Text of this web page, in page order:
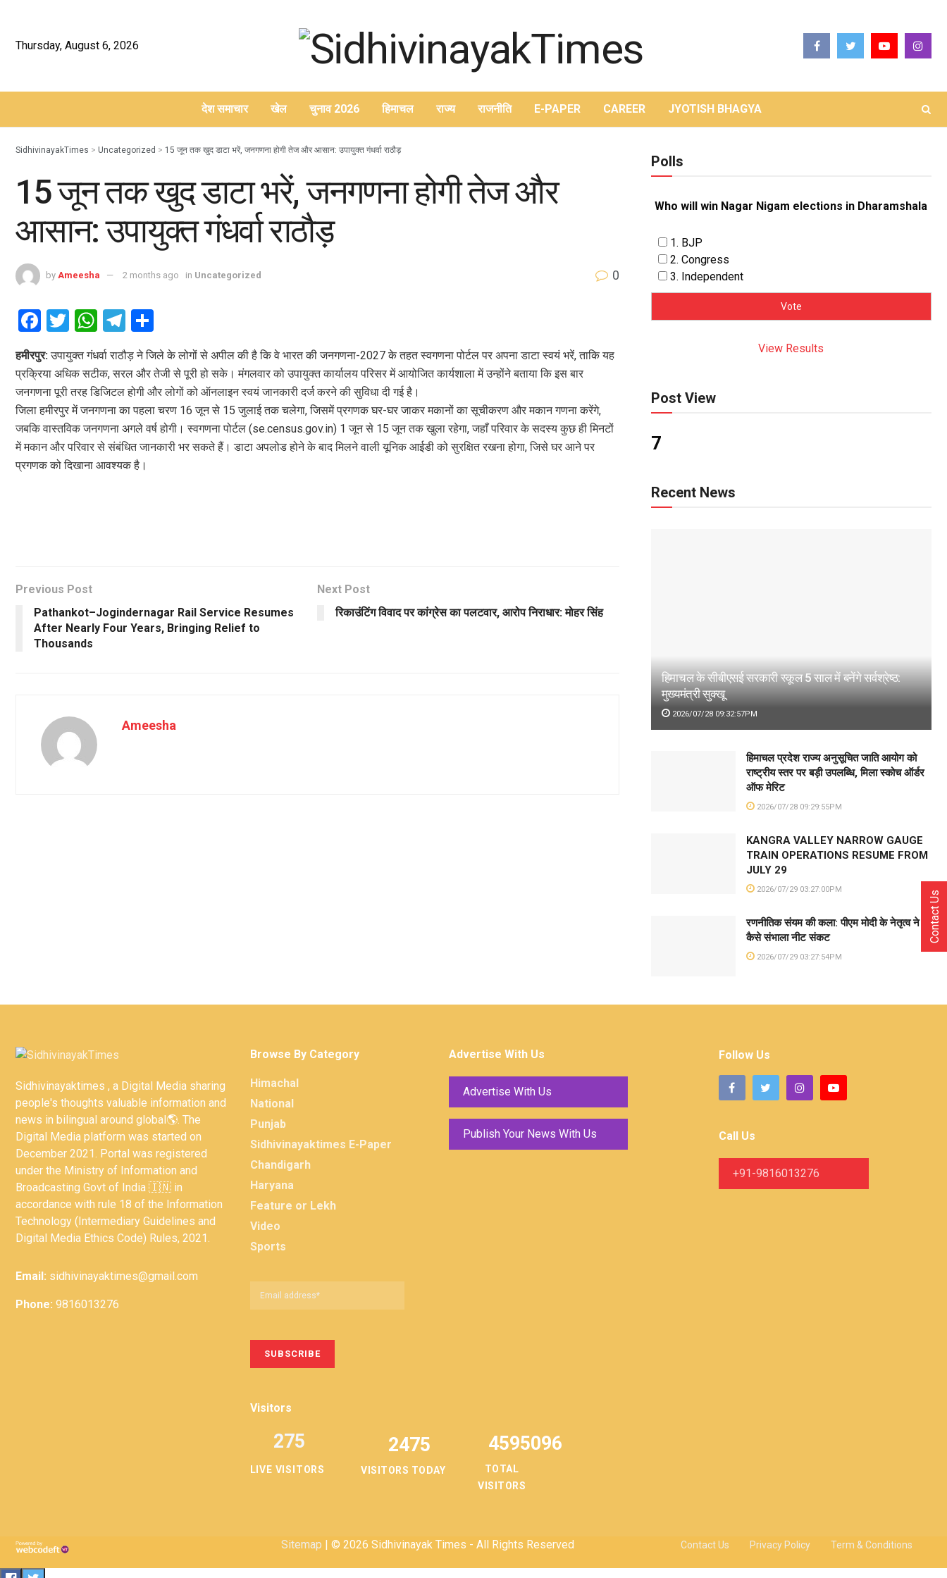
Thursday, August 6, 2026
देश समाचार खेल चुनाव 2026 हिमाचल राज्य राजनीति E-PAPER CAREER JYOTISH BHAGYA
SidhivinayakTimes > Uncategorized > 15 जून तक खुद डाटा भरें, जनगणना होगी तेज और आसान: उपायुक्त गंधर्वा राठौड़
15 जून तक खुद डाटा भरें, जनगणना होगी तेज और
आसान: उपायुक्त गंधर्वा राठौड़
by Ameesha 2 months ago in Uncategorized 0
F
ce
b
o
o
k
T
tt
er
W
h
at
s
A
p
p
T
el
e
gr
a
m
h
ar
e
हमीरपुर:उपायुक्त गंधर्वा राठौड़ ने जिले के लोगों से अपील की है कि वे भारत की जनगणना-2027 के तहत स्वगणना पोर्टल पर अपना डाटा स्वयं भरें, ताकि यह
प्रक्रिया अधिक सटीक, सरल और तेजी से पूरी हो सके। मंगलवार को उपायुक्त कार्यालय परिसर में आयोजित कार्यशाला में उन्होंने बताया कि इस बार
जनगणना पूरी तरह डिजिटल होगी और लोगों को ऑनलाइन स्वयं जानकारी दर्ज करने की सुविधा दी गई है।
जिला हमीरपुर में जनगणना का पहला चरण 16 जून से 15 जुलाई तक चलेगा, जिसमें प्रगणक घर-घर जाकर मकानों का सूचीकरण और मकान गणना करेंगे,
जबकि वास्तविक जनगणना अगले वर्ष होगी। स्वगणना पोर्टल (se.census.gov.in) 1 जून से 15 जून तक खुला रहेगा, जहाँ परिवार के सदस्य कुछ ही मिनटों
में मकान और परिवार से संबंधित जानकारी भर सकते हैं। डाटा अपलोड होने के बाद मिलने वाली यूनिक आईडी को सुरक्षित रखना होगा, जिसे घर आने पर
प्रगणक को दिखाना आवश्यक है।
Previous Post
Pathankot–Jogindernagar Rail Service Resumes
After Nearly Four Years, Bringing Relief to
Thousands
Next Post
रिकाउंटिंग विवाद पर कांग्रेस का पलटवार, आरोप निराधार: मोहर सिंह
Ameesha
Polls
Who will win Nagar Nigam elections in Dharamshala
1. BJP
2. Congress
3. Independent
View Results
Post View
7
Recent News
हिमाचल के सीबीएसई सरकारी स्कूल 5 साल में बनेंगे सर्वश्रेष्ठ:
मुख्यमंत्री सुक्खू
2026/07/28 09:32:57PM
हिमाचल प्रदेश राज्य अनुसूचित जाति आयोग को
राष्ट्रीय स्तर पर बड़ी उपलब्धि, मिला स्कोच ऑर्डर
ऑफ मेरिट
2026/07/28 09:29:55PM
KANGRA VALLEY NARROW GAUGE
TRAIN OPERATIONS RESUME FROM
JULY 29
2026/07/29 03:27:00PM
रणनीतिक संयम की कला: पीएम मोदी के नेतृत्व ने
कैसे संभाला नीट संकट
2026/07/29 03:27:54PM
Sidhivinayaktimes , a Digital Media sharing
people's thoughts valuable information and
news in bilingual around global🌎. The
Digital Media platform was started on
December 2021. Portal was registered
under the Ministry of Information and
Broadcasting Govt of India 🇮🇳 in
accordance with rule 18 of the Information
Technology (Intermediary Guidelines and
Digital Media Ethics Code) Rules, 2021.
Email: sidhivinayaktimes@gmail.com
Phone: 9816013276
Browse By Category
Himachal
National
Punjab
Sidhivinayaktimes E-Paper
Chandigarh
Haryana
Feature or Lekh
Video
Sports
Visitors
LIVE VISITORS
275 2475
VISITORS TODAY
4595096
TOTAL
VISITORS
Advertise With Us
Advertise With Us
Publish Your News With Us
Follow Us
Call Us
+91-9816013276
Sitemap | © 2026 Sidhivinayak Times - All Rights Reserved Contact Us Privacy Policy
Term & Conditions
Policy
Term &
Conditions
Contact Us